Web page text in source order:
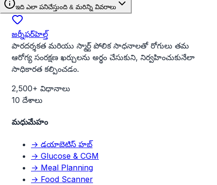
ఇది ఎలా పనిచేస్తుంది & మరిన్ని వివరాలు
జర్నీఫర్‌హెల్త్
పారదర్శకత మరియు స్మార్ట్ పోలిక సాధనాలతో రోగులు తమ
ఆరోగ్య సంరక్షణ ఖర్చులను అర్థం చేసుకుని, నిర్వహించుకునేలా
సాధికారత కల్పించడం.
2,500+ విధానాలు
10 దేశాలు
మధుమేహం
→ డయాబెటిస్ హబ్
→ Glucose & CGM
→ Meal Planning
→ Food Scanner